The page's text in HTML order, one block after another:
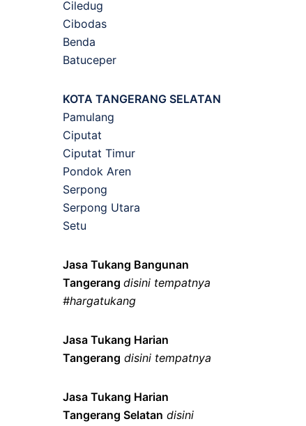
Ciledug
Cibodas
Benda
Batuceper
KOTA TANGERANG SELATAN
Pamulang
Ciputat
Ciputat Timur
Pondok Aren
Serpong
Serpong Utara
Setu
Jasa Tukang Bangunan
Tangerang disini tempatnya
#hargatukang
Jasa Tukang Harian
Tangerang disini tempatnya
Jasa Tukang Harian
Tangerang Selatan disini